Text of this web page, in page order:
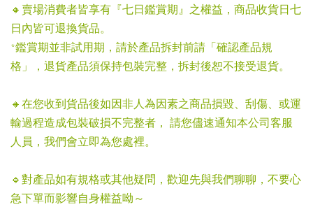
🔸賣場消費者皆享有『七日鑑賞期』之權益，商品收貨日七
日內皆可退換貨品。
*鑑賞期並非試用期，請於產品拆封前請「確認產品規
格」，退貨產品須保持包裝完整，拆封後恕不接受退貨。
🔸在您收到貨品後如因非人為因素之商品損毀、刮傷、或運
輸過程造成包裝破損不完整者， 請您儘速通知本公司客服
人員，我們會立即為您處裡。
🔹對產品如有規格或其他疑問，歡迎先與我們聊聊，不要心
急下單而影響自身權益呦～